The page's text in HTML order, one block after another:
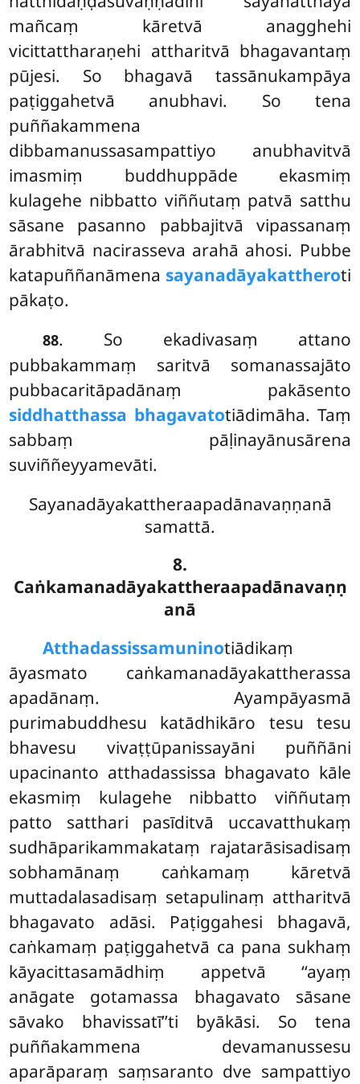
mañcaṃ kāretvā anagghehi
vicittattharaṇehi attharitvā bhagavantaṃ
pūjesi. So bhagavā tassānukampāya
paṭiggahetvā anubhavi. So tena
puññakammena
dibbamanussasampattiyo anubhavitvā
imasmiṃ buddhuppāde ekasmiṃ
kulagehe nibbatto viññutaṃ patvā satthu
sāsane pasanno pabbajitvā vipassanaṃ
ārabhitvā nacirasseva arahā ahosi. Pubbe
katapuññanāmena sayanadāyakattheroti
pākaṭo.
88. So ekadivasaṃ attano
pubbakammaṃ saritvā somanassajāto
pubbacaritāpadānaṃ pakāsento
siddhatthassa bhagavatotiādimāha. Taṃ
sabbaṃ pāḷinayānusārena
suviññeyyamevāti.
Sayanadāyakattheraapadānavaṇṇanā
samattā.
8.
Caṅkamanadāyakattheraapadānavaṇṇ
anā
Atthadassissamuninotiādikaṃ
āyasmato caṅkamanadāyakattherassa
apadānaṃ. Ayampāyasmā
purimabuddhesu katādhikāro tesu tesu
bhavesu vivaṭṭūpanissayāni puññāni
upacinanto atthadassissa bhagavato kāle
ekasmiṃ kulagehe nibbatto viññutaṃ
patto satthari pasīditvā uccavatthukaṃ
sudhāparikammakataṃ rajatarāsisadisaṃ
sobhamānaṃ caṅkamaṃ kāretvā
muttadalasadisaṃ setapulinaṃ attharitvā
bhagavato adāsi. Paṭiggahesi bhagavā,
caṅkamaṃ paṭiggahetvā ca pana sukhaṃ
kāyacittasamādhiṃ appetvā ‘‘ayaṃ
anāgate gotamassa bhagavato sāsane
sāvako bhavissatī’’ti byākāsi. So tena
puññakammena devamanussesu
aparāparaṃ saṃsaranto dve sampattiyo